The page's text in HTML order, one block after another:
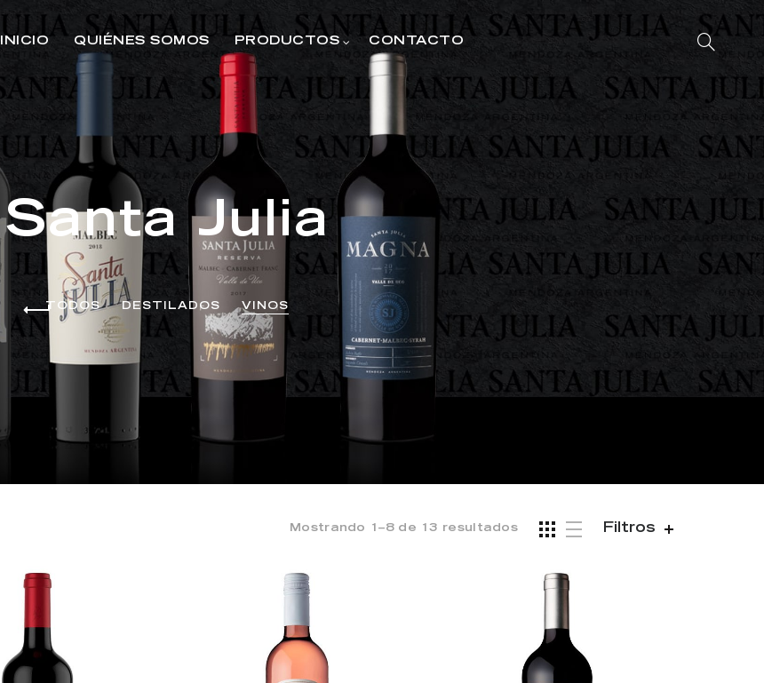
INICIO QUIÉNES SOMOS PRODUCTOS CONTACTO
Santa Julia
TODOS DESTILADOS VINOS
Mostrando 1–8 de 13 resultados Filtros